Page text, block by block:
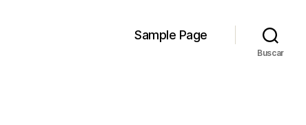
Sample Page
Buscar